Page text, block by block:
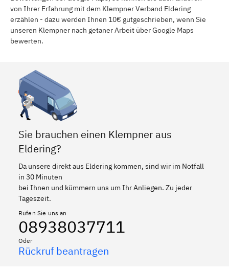
von Ihrer Erfahrung mit dem Klempner Verband Eldering
erzählen - dazu werden Ihnen 10€ gutgeschrieben, wenn Sie
unseren Klempner nach getaner Arbeit über Google Maps
bewerten.
Sie brauchen einen Klempner aus
Eldering?
Da unsere direkt aus Eldering kommen, sind wir im Notfall
in 30 Minuten
bei Ihnen und kümmern uns um Ihr Anliegen. Zu jeder
Tageszeit.
Rufen Sie uns an
08938037711
Oder
Rückruf beantragen